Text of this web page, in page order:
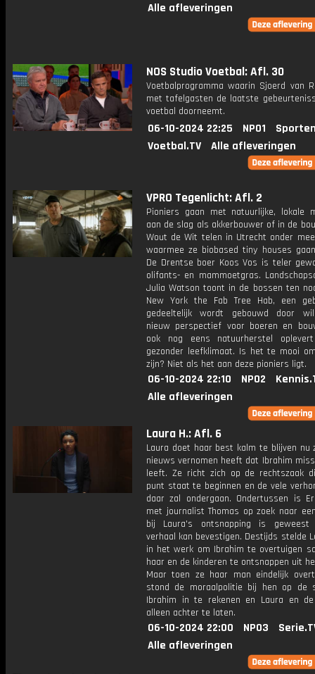
Alle afleveringen
NOS Studio Voetbal: Afl. 30
Voetbalprogramma waarin Sjoerd van
met tafelgasten de laatste
voetbal doorneemt.
06-10-2024 22:25 NPO1
Voetbal.TV
Alle afleveringen
VPRO Tegenlicht: Afl. 2
Pioniers gaan met natuurlijke, lokale
aan de slag als akkerbouwer of in de
Wout de Wit telen in Utrecht onder
waarmee ze biobased tiny houses
De Drentse boer Koos Vos is teler
olifants- en mammoetgras.
Julia Watson toont in de bossen ten
New York the Fab Tree Hab, een
gedeeltelijk wordt gebouwd door
nieuw perspectief voor boeren en
ook nog eens natuurherstel
gezonder leefklimaat. Is het te mooi
zijn? Niet als het aan deze pioniers ligt.
06-10-2024 22:10 NPO2
Alle afleveringen
Laura H.: Afl. 6
Laura doet haar best kalm te blijven nu
nieuws vernomen heeft dat Ibrahim
leeft. Ze richt zich op de rechtszaak
punt staat te beginnen en de vele
daar zal ondergaan. Ondertussen is
met journalist Thomas op zoek naar
bij Laura's ontsnapping is
verhaal kan bevestigen. Destijds stelde
in het werk om Ibrahim te overtuigen
haar en de kinderen te ontsnappen uit
Maar toen ze haar man eindelijk
stond de moraalpolitie bij hen op de
Ibrahim in te rekenen en Laura en
alleen achter te laten.
06-10-2024 22:00 NPO3
Alle afleveringen